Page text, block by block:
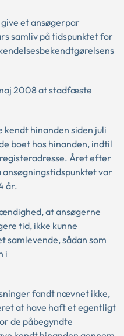
et ansøgerpar
samliv på tidspunktet for
2008 at stadfæste
kendt hinanden siden juli
boet hos hinanden, indtil
Året efter
var
år.
at ansøgerne
tid, ikke kunne
samlevende, sådan som
i
fandt nævnet ikke,
at have haft et egentligt
de påbegyndte